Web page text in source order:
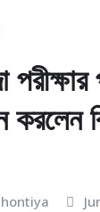
করলেন